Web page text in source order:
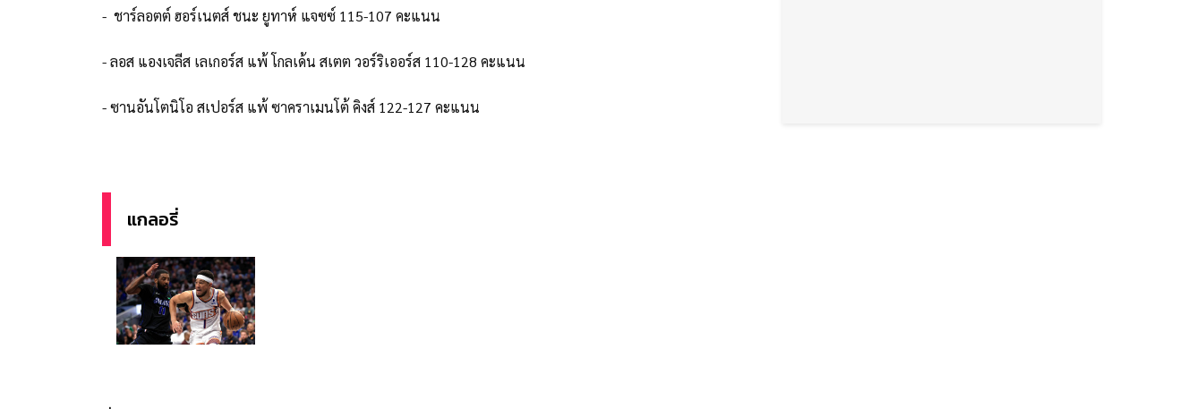
- ชาร์ลอตต์ ฮอร์เนตส์ ชนะ ยูทาห์ แจซซ์ 115-107 คะแนน
- ลอส แองเจลีส เลเกอร์ส แพ้ โกลเด้น สเตต วอร์ริเออร์ส 110-128 คะแนน
- ซานอันโตนิโอ สเปอร์ส แพ้ ซาคราเมนโต้ คิงส์ 122-127 คะแนน
แกลอรี่